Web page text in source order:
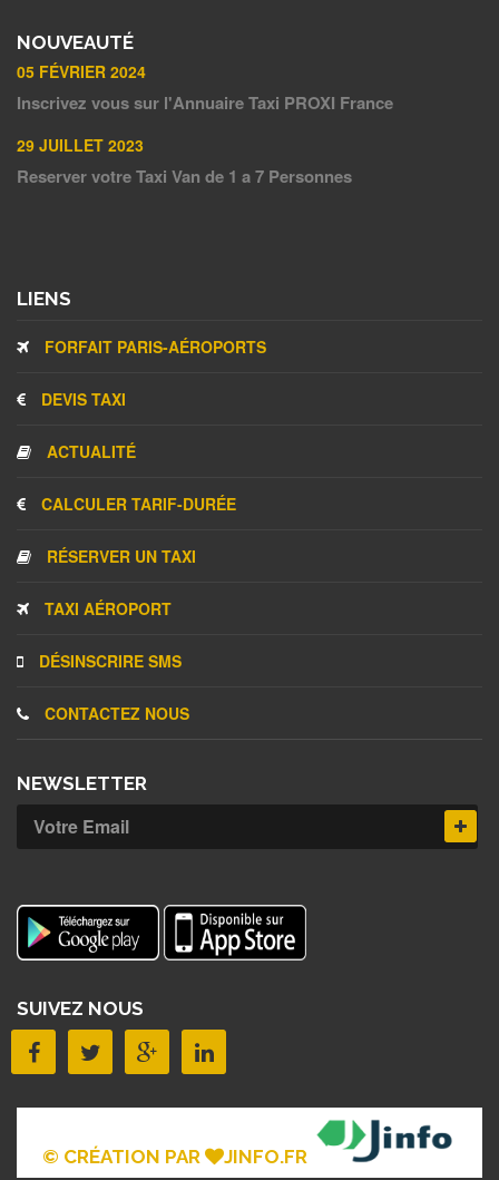
NOUVEAUTÉ
05 FÉVRIER 2024
Inscrivez vous sur l'Annuaire Taxi PROXI France
29 JUILLET 2023
Reserver votre Taxi Van de 1 a 7 Personnes
LIENS
FORFAIT PARIS-AÉROPORTS
DEVIS TAXI
ACTUALITÉ
CALCULER TARIF-DURÉE
RÉSERVER UN TAXI
TAXI AÉROPORT
DÉSINSCRIRE SMS
CONTACTEZ NOUS
NEWSLETTER
SUIVEZ NOUS
© CRÉATION PAR JINFO.FR